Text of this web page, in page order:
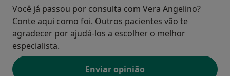
Você já passou por consulta com Vera Angelino?
Conte aqui como foi. Outros pacientes vão te
agradecer por ajudá-los a escolher o melhor
especialista.
Enviar opinião